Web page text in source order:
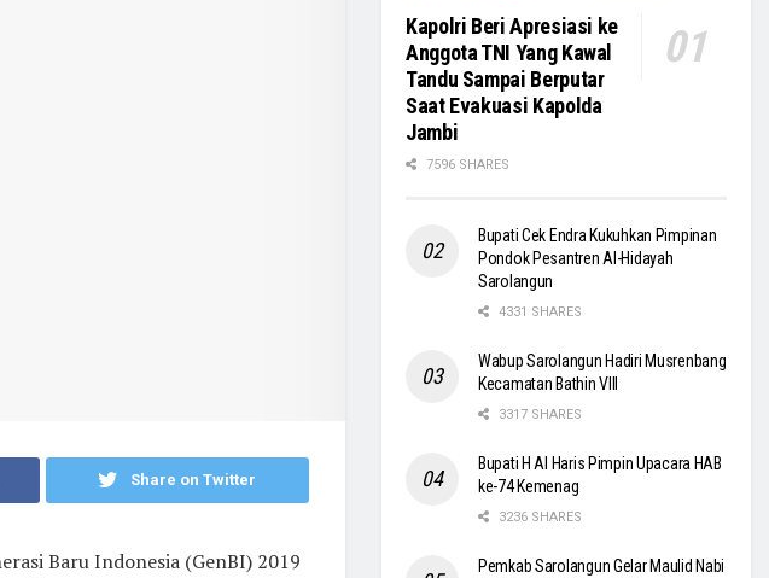
Share on Twitter
Baru Indonesia (GenBI) 2019
Kapolri Beri Apresiasi ke
Anggota TNI Yang Kawal
Tandu Sampai Berputar
Saat Evakuasi Kapolda
Jambi
7596 SHARES
Bupati Cek Endra Kukuhkan Pimpinan
Pondok Pesantren Al-Hidayah
Sarolangun
4331 SHARES
Wabup Sarolangun Hadiri Musrenbang
Kecamatan Bathin VIII
3317 SHARES
Bupati H Al Haris Pimpin Upacara HAB
ke-74 Kemenag
3236 SHARES
Pemkab Sarolangun Gelar Maulid Nabi